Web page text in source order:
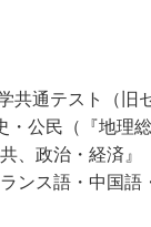
通テスト（旧
公民（『地理
、政治・経済
ンス語・中国